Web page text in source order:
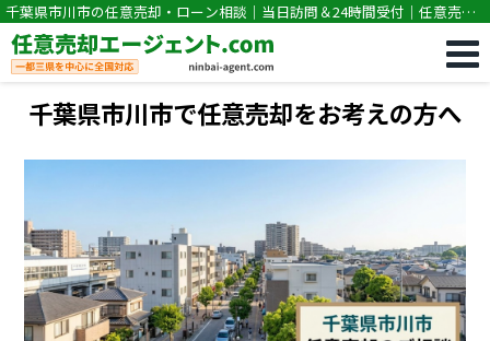
千葉県市川市の任意売却・ローン相談｜当日訪問＆24時間受付｜任意売却
専門｜競売・住宅ローン滞納の相談なら任意売却エージェント.com
千葉県市川市で任意売却をお考えの方へ